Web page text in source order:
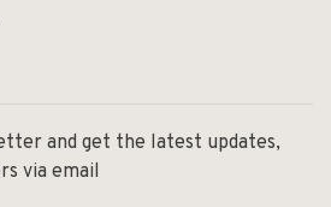
and get the latest updates,
via email